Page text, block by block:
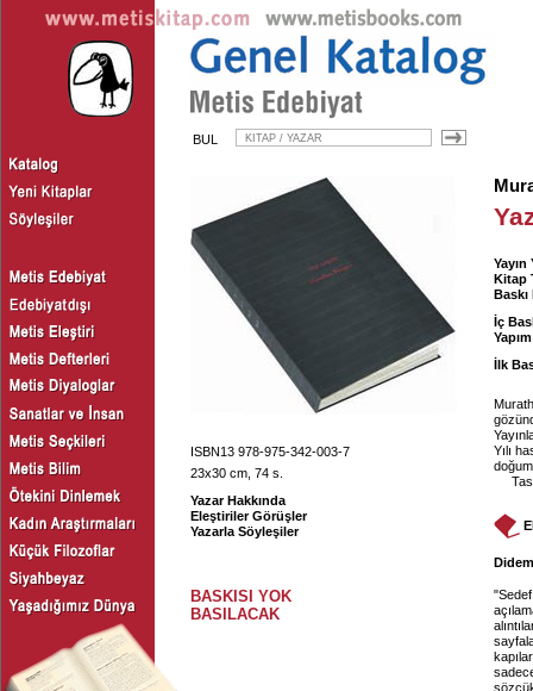
BUL
ISBN13 978-975-342-003-7
23x30 cm, 74 s.
Yazar Hakkında
Eleştiriler Görüşler
Yazarla Söyleşiler
BASKISI YOK
BASILACAK
Kitap
Baskı
İç
Yapım
İlk
Yılı